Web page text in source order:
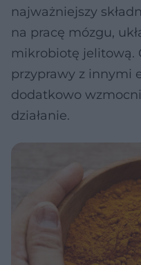
najważniejszy
na pracę mózgu,
mikrobiotę jelitową.
przyprawy z innymi
dodatkowo
działanie.